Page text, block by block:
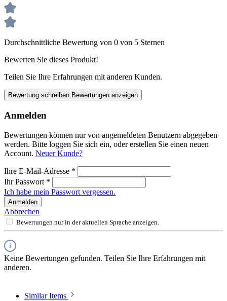
Durchschnittliche Bewertung von 0 von 5 Sternen
Bewerten Sie dieses Produkt!
Teilen Sie Ihre Erfahrungen mit anderen Kunden.
Bewertung schreiben Bewertungen anzeigen
Anmelden
Bewertungen können nur von angemeldeten Benutzern abgegeben
werden. Bitte loggen Sie sich ein, oder erstellen Sie einen neuen
Account. Neuer Kunde?
Ihre E-Mail-Adresse *
Ihr Passwort *
Ich habe mein Passwort vergessen.
Anmelden
Abbrechen
Bewertungen nur in der aktuellen Sprache anzeigen.
Keine Bewertungen gefunden. Teilen Sie Ihre Erfahrungen mit
anderen.
Similar Items